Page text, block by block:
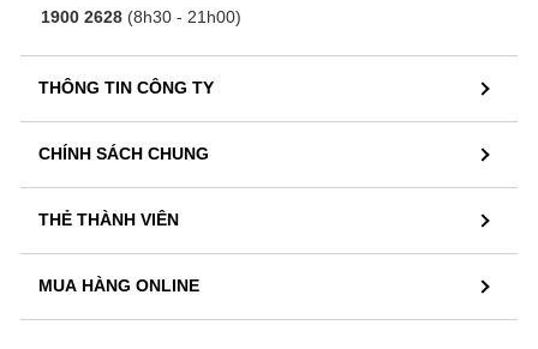
1900 2628 (8h30 - 21h00)
THÔNG TIN CÔNG TY
CHÍNH SÁCH CHUNG
THẺ THÀNH VIÊN
MUA HÀNG ONLINE